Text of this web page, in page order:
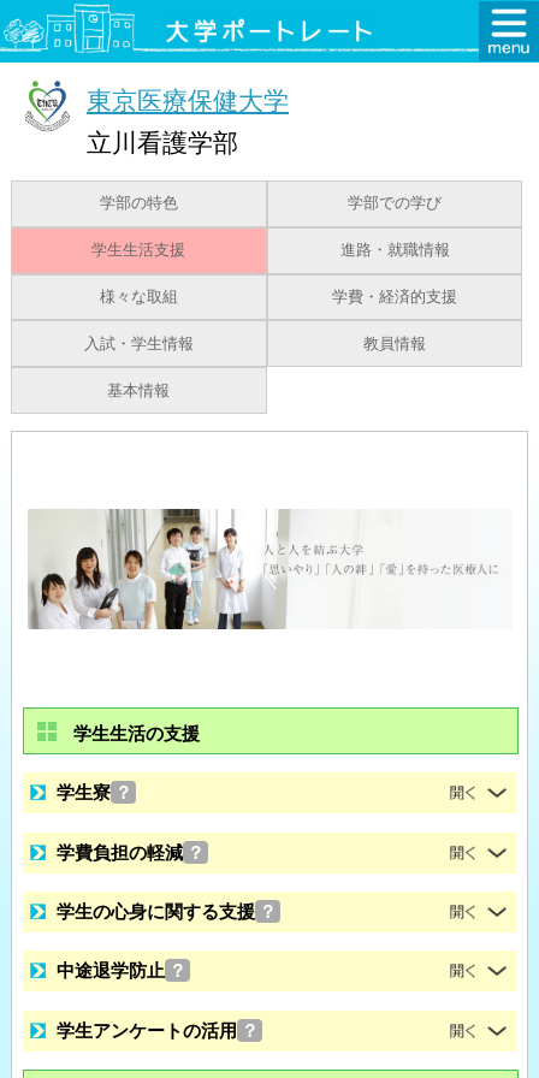
東京医療保健大学
立川看護学部
学部の特色 学部での学び
学生生活支援 進路・就職情報
様々な取組 学費・経済的支援
入試・学生情報 教員情報
基本情報
学生生活の支援
学生寮 ？
学費負担の軽減 ？
学生の心身に関する支援 ？
中途退学防止 ？
学生アンケートの活用 ？